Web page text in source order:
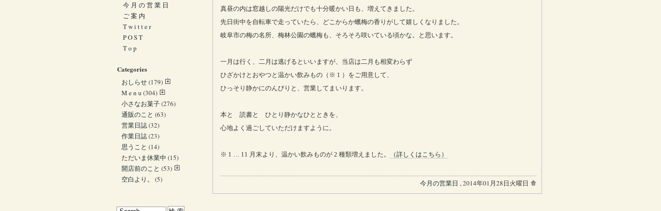
真昼の内は窓越しの陽光だけでも十分暖かい日も、増えてきました。
先日街中を自転車で走っていたら、どこからか蠟梅の香りがして嬉しくなりました。
岐阜市の梅の名所、梅林公園の蠟梅も、そろそろ咲いている頃かな。と思います。
一月は行く、二月は逃げるといいますが、当店は二月も相変わらず
ひざかけとおやつと温かい飲みもの（※ 1 ）をご用意して、
ひっそり静かにのんびりと、営業してまいります。
本と 読書と ひとり静かなひとときを、
心地よく過ごしていただけますように。
※ 1 … 11 月末より、温かい飲みものが 2 種類増えました。 （詳しくはこちら）
今月の営業日 , 2014年01月28日火曜日
今 月 の 営 業 日
ご 案 内
T w i t t e r
P O S T
T o p
Categories
おしらせ(179)
M e n u (304)
小さなお菓子(276)
通販のこと (63)
営業日誌(32)
作業日誌(23)
思うこと (14)
ただいま休業中 (15)
開店前のこと (53)
空白より。
(5)